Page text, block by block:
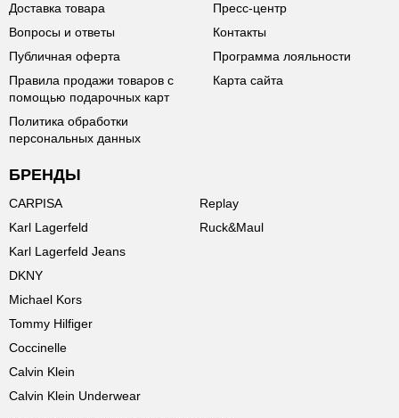
Доставка товара
Вопросы и ответы
Публичная оферта
Правила продажи товаров с
помощью подарочных карт
Политика обработки
персональных данных
Пресс-центр
Контакты
Программа лояльности
Карта сайта
БРЕНДЫ
CARPISA
Karl Lagerfeld
Karl Lagerfeld Jeans
DKNY
Michael Kors
Tommy Hilfiger
Coccinelle
Calvin Klein
Calvin Klein Underwear
Replay
Ruck&Maul